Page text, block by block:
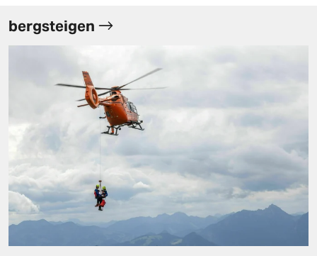
veranstaltungen
fragen & hilfe
unterstützen
genossenschaft
epaper login
bergsteigen